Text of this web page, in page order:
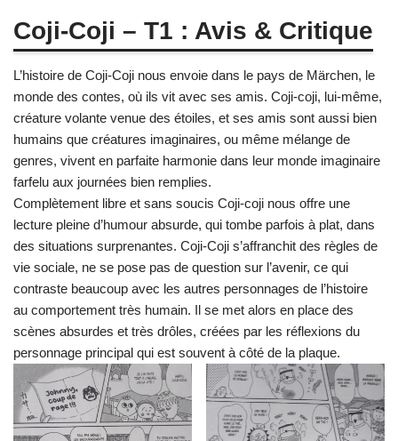
Coji-Coji – T1 : Avis & Critique
L’histoire de Coji-Coji nous envoie dans le pays de Märchen, le
monde des contes, où ils vit avec ses amis. Coji-coji, lui-même,
créature volante venue des étoiles, et ses amis sont aussi bien
humains que créatures imaginaires, ou même mélange de
genres, vivent en parfaite harmonie dans leur monde imaginaire
farfelu aux journées bien remplies.
Complètement libre et sans soucis Coji-coji nous offre une
lecture pleine d’humour absurde, qui tombe parfois à plat, dans
des situations surprenantes. Coji-Coji s’affranchit des règles de
vie sociale, ne se pose pas de question sur l’avenir, ce qui
contraste beaucoup avec les autres personnages de l’histoire
au comportement très humain. Il se met alors en place des
scènes absurdes et très drôles, créées par les réflexions du
personnage principal qui est souvent à côté de la plaque.